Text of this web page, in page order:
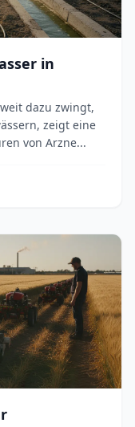
in
dazu zwingt,
zeigt eine
von Arzne...